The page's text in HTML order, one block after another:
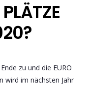
zu und die EURO
wird im nächsten Jahr